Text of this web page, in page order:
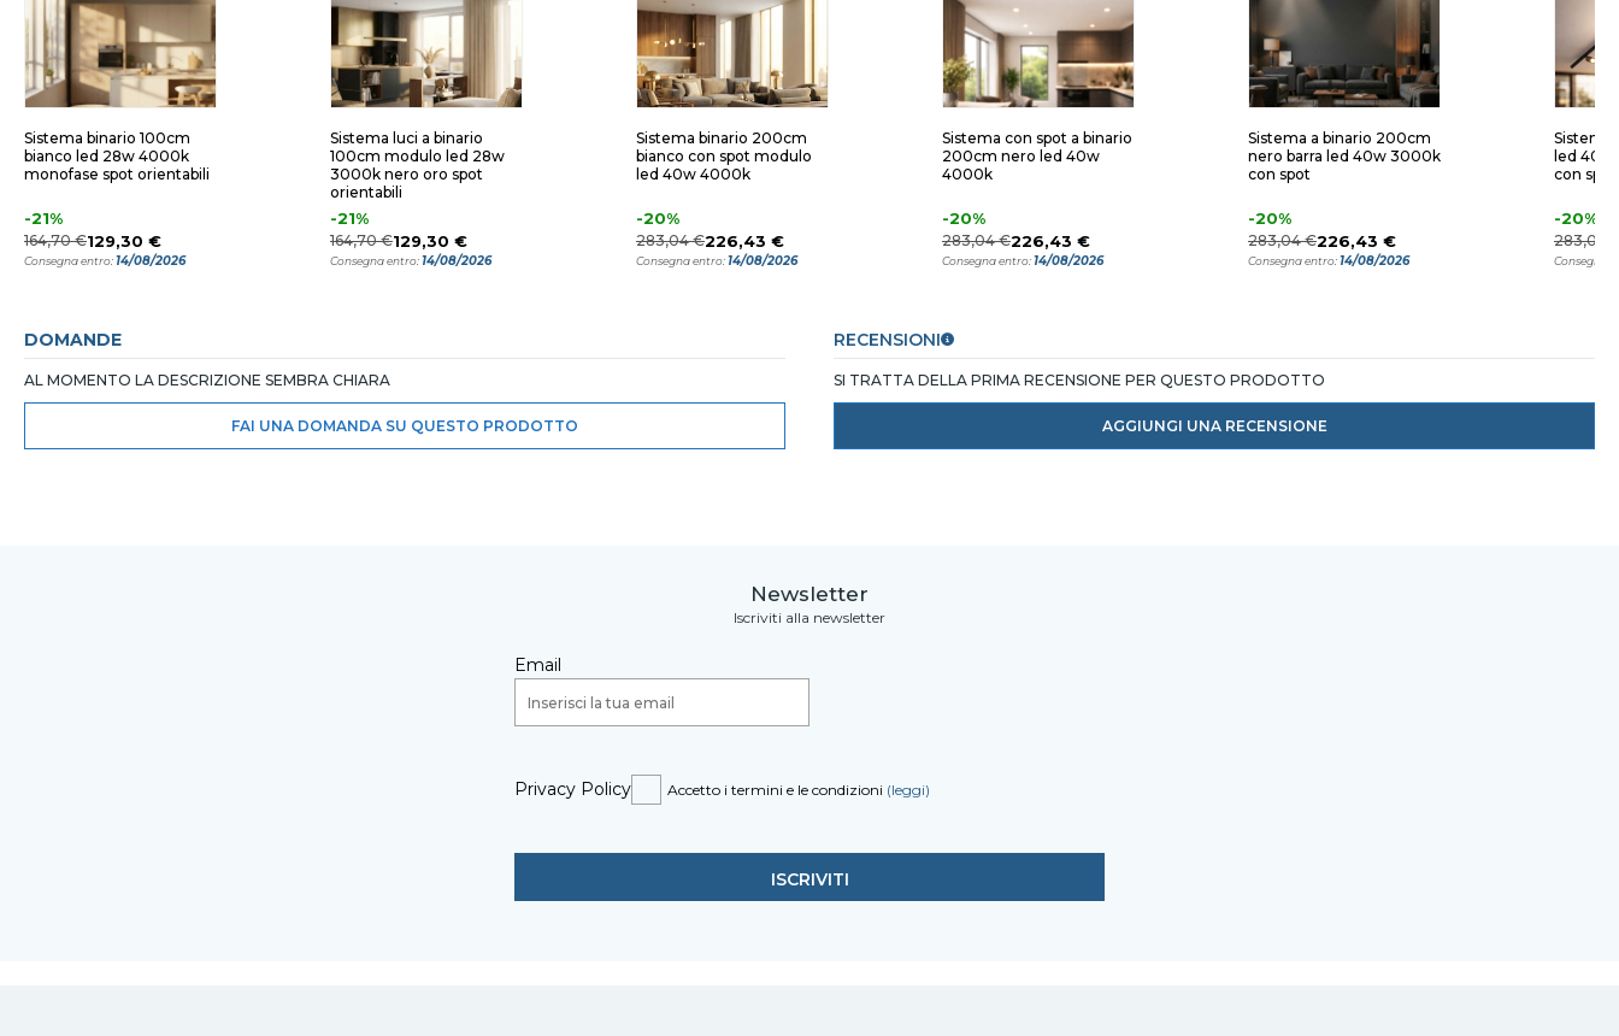
Sistema binario 100cm
bianco led 28w 4000k
monofase spot orientabili
-21%
164,70 €129,30 €
Consegna entro:14/08/2026
Sistema luci a binario
100cm modulo led 28w
3000k nero oro spot
orientabili
-21%
164,70 €129,30 €
Consegna entro:14/08/2026
Sistema binario 200cm
bianco con spot modulo
led 40w 4000k
-20%
283,04 €226,43 €
Consegna entro:14/08/2026
Sistema con spot a binario
200cm nero led 40w
4000k
-20%
283,04 €226,43 €
Consegna entro:14/08/2026
Sistema a binario 200cm
nero barra led 40w 3000k
con spot
-20%
283,04 €226,43 €
Consegna entro:14/08/2026
Sistema
led
con spot
-20%
283,04
Consegna
DOMANDE
AL MOMENTO LA DESCRIZIONE SEMBRA CHIARA
FAI UNA DOMANDA SU QUESTO PRODOTTO
RECENSIONI
SI TRATTA DELLA PRIMA RECENSIONE PER QUESTO PRODOTTO
AGGIUNGI UNA RECENSIONE
Newsletter
Iscriviti alla newsletter
Email
Privacy Policy Accetto i termini e le condizioni (leggi)